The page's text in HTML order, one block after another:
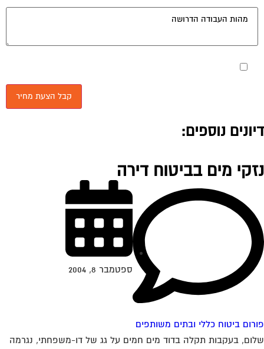
מאשר את תנאי הפרטיות
נוספים:
מים בביטוח דירה
ביטוח כללי ובתים משותפים
ספטמבר 8, 2004
בעקבות תקלה בדוד מים חמים על גג של דו-משפחתי, נגרמה